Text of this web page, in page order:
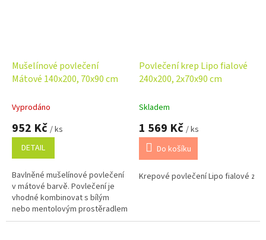
Mušelínové povlečení
Mátové 140x200, 70x90 cm
Vyprodáno
952 Kč / ks
DETAIL
Bavlněné mušelínové povlečení
v mátové barvě. Povlečení je
vhodné kombinovat s bílým
nebo mentolovým prostěradlem.
Rozměr povlečení je 140x200,...
Povlečení krep Lipo fialové
240x200, 2x70x90 cm
Skladem
1 569 Kč / ks
Do košíku
Krepové povlečení Lipo fialové z